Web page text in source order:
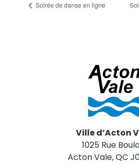
Soirée de danse en ligne
Ville d’Acton
1025 Rue
Acton Vale, QC